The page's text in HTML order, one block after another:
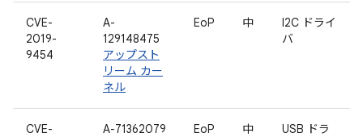
CVE-
2019-
9454
A-
129148475
アップスト
リーム カー
ネル
EoP 中
I2C ドライ
バ
CVE-
A-71362079
EoP 中
USB ドラ